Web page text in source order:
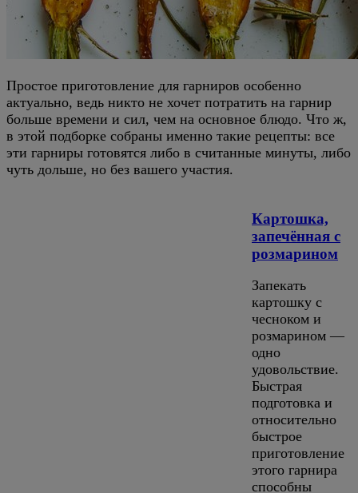
Простое приготовление для гарниров особенно
актуально, ведь никто не хочет потратить на гарнир
больше времени и сил, чем на основное блюдо. Что ж,
в этой подборке собраны именно такие рецепты: все
эти гарниры готовятся либо в считанные минуты, либо
чуть дольше, но без вашего участия.
Картошка,
запечённая с
розмарином
Запекать
картошку с
чесноком и
розмарином —
одно
удовольствие.
Быстрая
подготовка и
относительно
быстрое
приготовление
этого гарнира
способны